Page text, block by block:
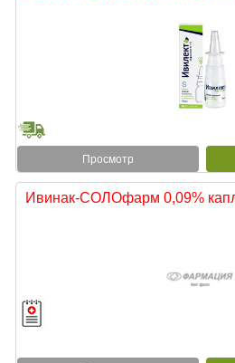
Просмотр
Ивинак-СОЛОфарм 0,09%